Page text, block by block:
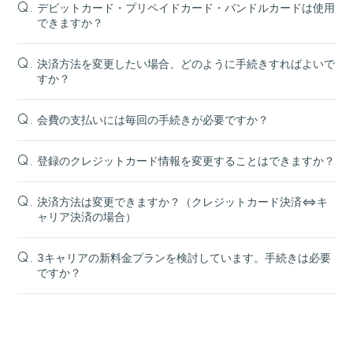
Q. デビットカード・プリペイドカード・バンドルカードは使用
できますか？
Q. 決済方法を変更したい場合、どのように手続きすればよいで
すか？
Q. 会費の支払いには毎回の手続きが必要ですか？
Q. 登録のクレジットカード情報を変更することはできますか？
Q. 決済方法は変更できますか？（クレジットカード決済⇔キ
ャリア決済の場合）
Q. 3キャリアの新料金プランを検討しています。手続きは必要
ですか？